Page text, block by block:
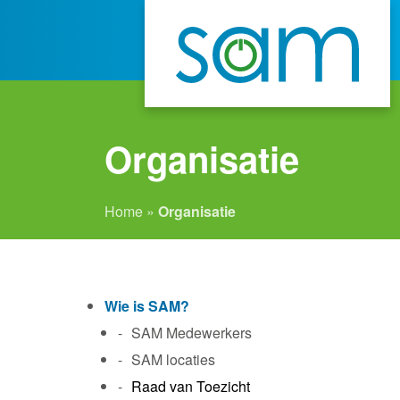
Organisatie
Home » Organisatie
Wie is SAM?
SAM Medewerkers
SAM locaties
Raad van Toezicht